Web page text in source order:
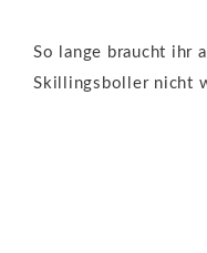
So lange braucht ihr
Skillingsboller nicht